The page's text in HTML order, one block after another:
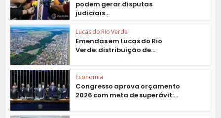
podem gerar disputas
judiciais...
Lucas do Rio Verde
Emendas em Lucas do Rio
Verde: distribuição de...
Economia
Congresso aprova orçamento
2026 com meta de superávit:...